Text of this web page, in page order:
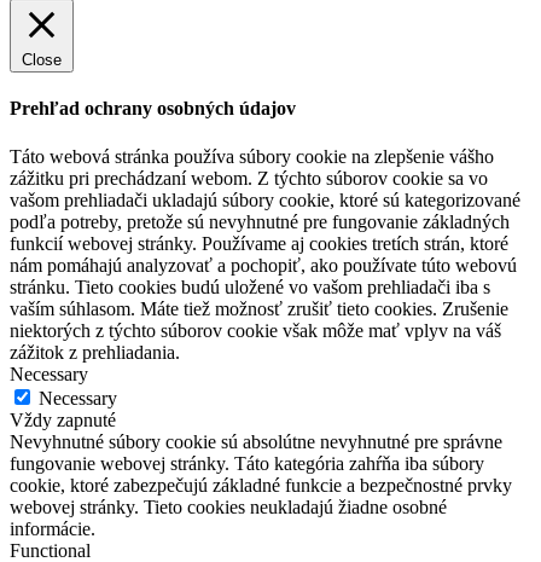
Close
Prehľad ochrany osobných údajov
Táto webová stránka používa súbory cookie na zlepšenie vášho
zážitku pri prechádzaní webom. Z týchto súborov cookie sa vo
vašom prehliadači ukladajú súbory cookie, ktoré sú kategorizované
podľa potreby, pretože sú nevyhnutné pre fungovanie základných
funkcií webovej stránky. Používame aj cookies tretích strán, ktoré
nám pomáhajú analyzovať a pochopiť, ako používate túto webovú
stránku. Tieto cookies budú uložené vo vašom prehliadači iba s
vaším súhlasom. Máte tiež možnosť zrušiť tieto cookies. Zrušenie
niektorých z týchto súborov cookie však môže mať vplyv na váš
zážitok z prehliadania.
Necessary
Necessary
Vždy zapnuté
Nevyhnutné súbory cookie sú absolútne nevyhnutné pre správne
fungovanie webovej stránky. Táto kategória zahŕňa iba súbory
cookie, ktoré zabezpečujú základné funkcie a bezpečnostné prvky
webovej stránky. Tieto cookies neukladajú žiadne osobné
informácie.
Functional